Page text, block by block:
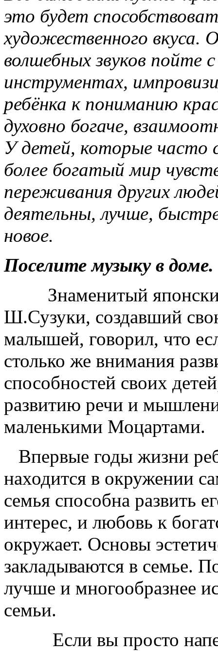
это будет
художественного вкуса.
волшебных звуков пойте
инструментах,
ребёнка к пониманию
духовно богаче,
У детей, которые часто
более богатый мир
переживания других
деятельны, лучше,
новое.
Поселите музыку в доме.
Знаменитый японский
Ш.Сузуки, создавший
малышей, говорил, что
столько же внимания
способностей своих
развитию речи и
маленькими Моцартами.
Впервые годы жизни
находится в окружении
семья способна развить
интерес, и любовь к
окружает. Основы
закладываются в семье.
лучше и многообразнее
семьи.
Если вы просто